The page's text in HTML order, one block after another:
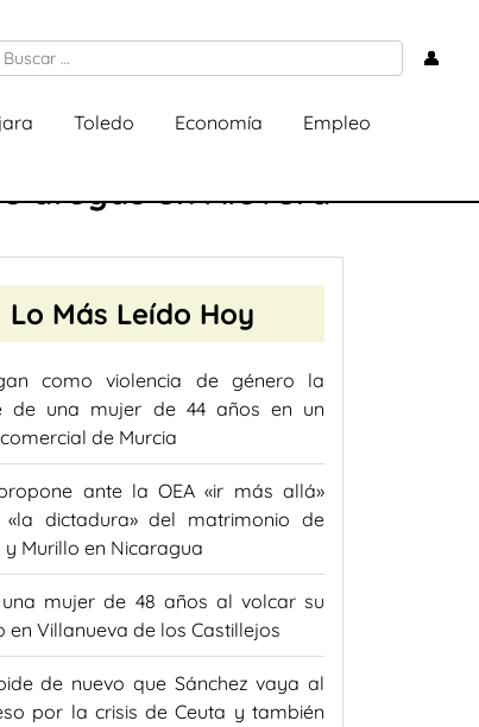
👤
Toledo Economía Empleo
drogas en Alovera
Lo Más Leído Hoy
como violencia de género la
de una mujer de 44 años en un
de Murcia
ante la OEA «ir más allá»
«la dictadura» del matrimonio de
y Murillo en Nicaragua
una mujer de 48 años al volcar su
en Villanueva de los Castillejos
de nuevo que Sánchez vaya al
por la crisis de Ceuta y también